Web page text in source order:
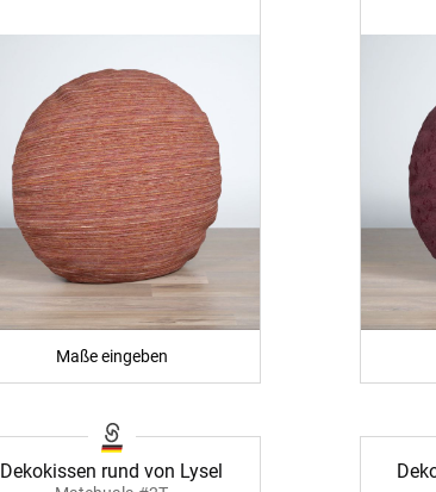
Maße eingeben
Dekokissen rund von Lysel